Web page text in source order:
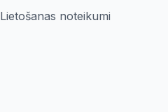
Lietošanas noteikumi